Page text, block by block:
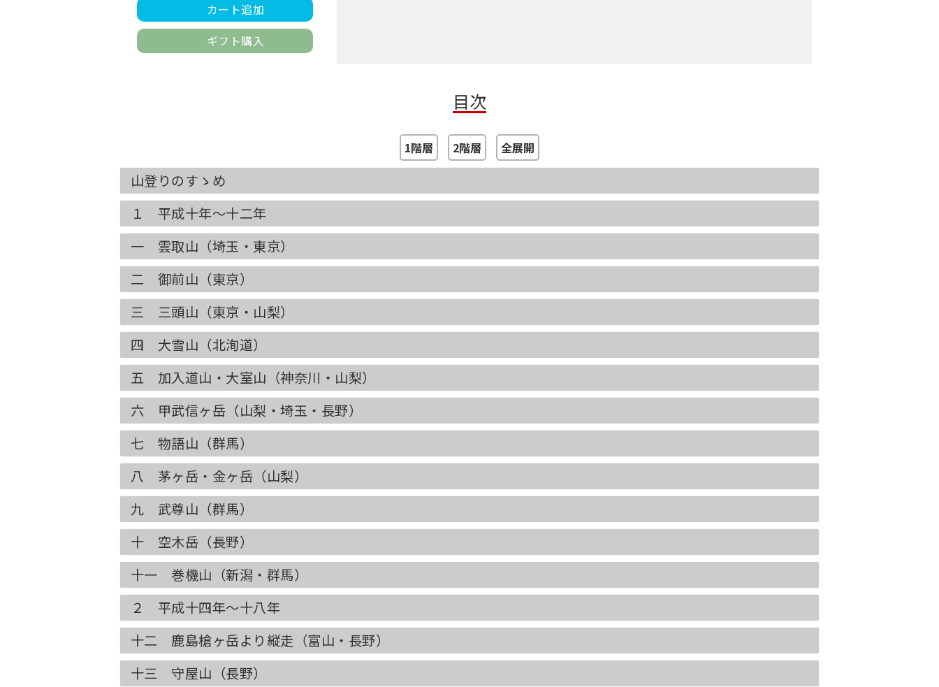
カート追加
ギフト購入
目次
1階層 2階層 全展開
山登りのすゝめ
１ 平成十年〜十二年
一 雲取山（埼玉・東京）
二 御前山（東京）
三 三頭山（東京・山梨）
四 大雪山（北洵道）
五 加入道山・大室山（神奈川・山梨）
六 甲武信ヶ岳（山梨・埼玉・長野）
七 物語山（群馬）
八 茅ヶ岳・金ヶ岳（山梨）
九 武尊山（群馬）
十 空木岳（長野）
十一 巻機山（新潟・群馬）
２ 平成十四年〜十八年
十二 鹿島槍ヶ岳より縦走（富山・長野）
十三 守屋山（長野）